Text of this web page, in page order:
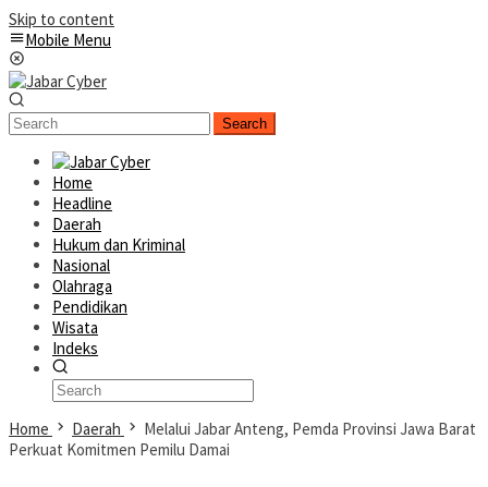
Skip to content
Mobile Menu
Search
Home
Headline
Daerah
Hukum dan Kriminal
Nasional
Olahraga
Pendidikan
Wisata
Indeks
Home Daerah
Melalui Jabar Anteng, Pemda Provinsi Jawa Barat
Perkuat Komitmen Pemilu Damai